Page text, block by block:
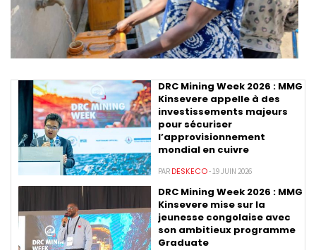
DRC Mining Week 2026 : MMG
Kinsevere appelle à des
investissements majeurs
pour sécuriser
l’approvisionnement
mondial en cuivre
PAR DESKECO- 19 JUIN 2026
DRC Mining Week 2026 : MMG
Kinsevere mise sur la
jeunesse congolaise avec
son ambitieux programme
Graduate